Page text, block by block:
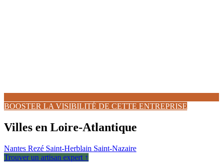
BOOSTER LA VISIBILITÉ DE CETTE ENTREPRISE
Villes en Loire-Atlantique
Nantes Rezé Saint-Herblain Saint-Nazaire
Trouver un artisan expert ↑